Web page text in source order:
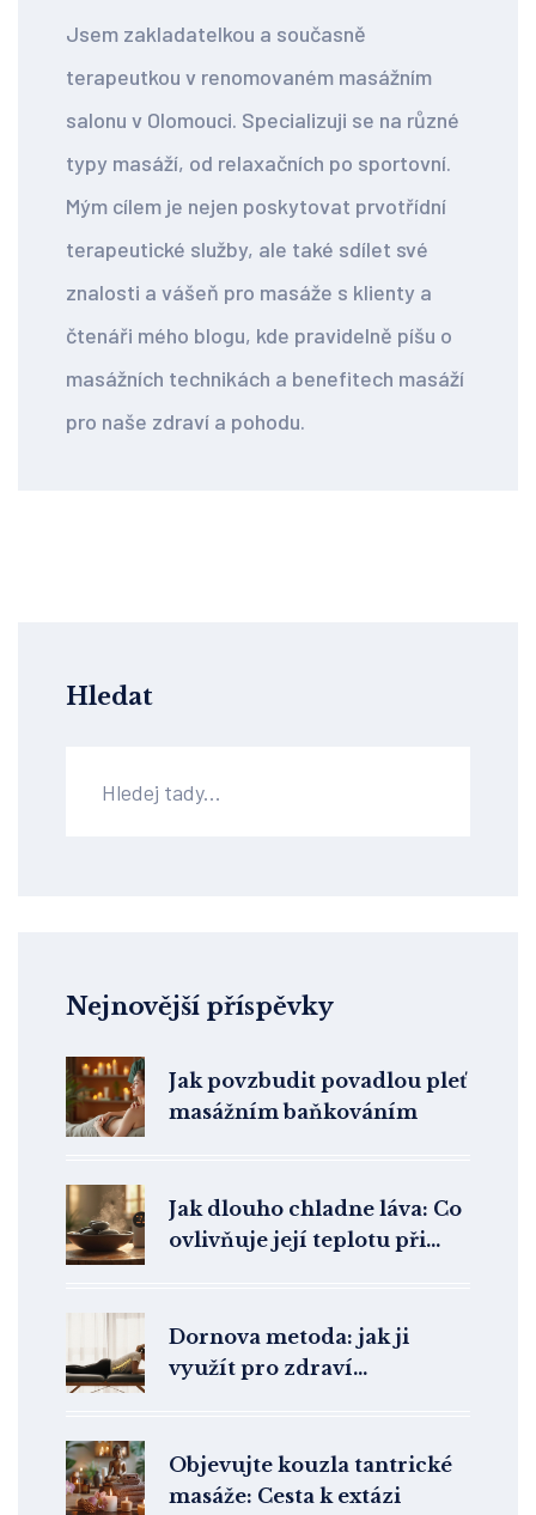
Jsem zakladatelkou a současně
terapeutkou v renomovaném masážním
salonu v Olomouci. Specializuji se na různé
typy masáží, od relaxačních po sportovní.
Mým cílem je nejen poskytovat prvotřídní
terapeutické služby, ale také sdílet své
znalosti a vášeň pro masáže s klienty a
čtenáři mého blogu, kde pravidelně píšu o
masážních technikách a benefitech masáží
pro naše zdraví a pohodu.
Hledat
Nejnovější příspěvky
Jak povzbudit povadlou pleť
masážním baňkováním
Jak dlouho chladne láva: Co
ovlivňuje její teplotu při
Dornova metoda: jak ji
využít pro zdraví
Objevujte kouzla tantrické
masáže: Cesta k extázi